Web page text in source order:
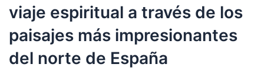
viaje espiritual a través de los
paisajes más impresionantes
del norte de España